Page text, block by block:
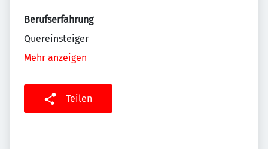
Berufserfahrung
Quereinsteiger
Mehr anzeigen
Teilen